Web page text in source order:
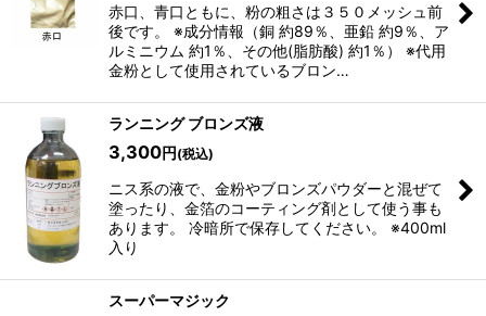
赤口、青口ともに、粉の粗さは３５０メッシュ前
後です。 ※成分情報（銅 約89％、亜鉛 約9％、ア
ルミニウム 約1％、その他(脂肪酸) 約1％） ※代用
金粉として使用されているブロン…
ランニング ブロンズ液
3,300円 (税込)
ニス系の液で、金粉やブロンズパウダーと混ぜて
塗ったり、金箔のコーティング剤として使う事も
あります。 冷暗所で保存してください。 ※400ml
入り
スーパーマジック